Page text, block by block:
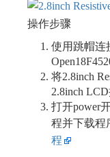
操作步骤
使用跳帽连
将2.8inch
2.8inch
打开power
程并下载程
程